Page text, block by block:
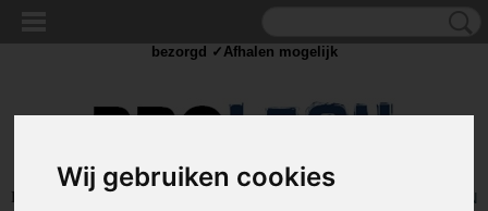
Wij gebruiken cookies
Inloggen Registreren
UW WINKELWAGEN
bezorgd ✓Afhalen mogelijk